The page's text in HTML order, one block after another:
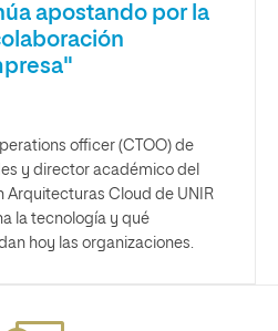
apostando por la
officer (CTOO) de
y director académico del
Arquitecturas Cloud de UNIR
la tecnología y qué
hoy las organizaciones.